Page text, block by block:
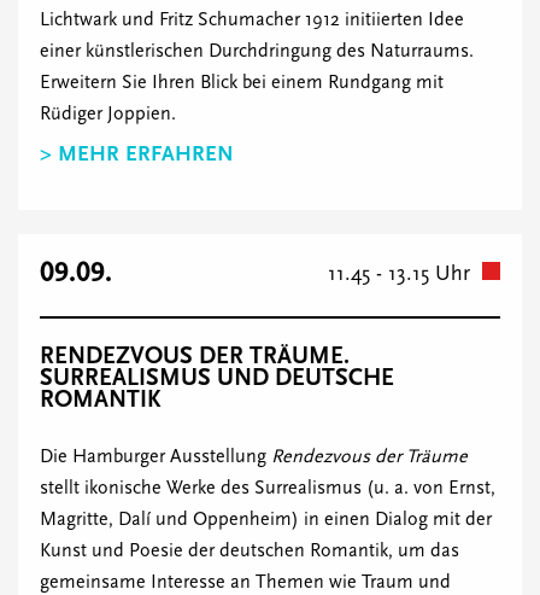
Lichtwark und Fritz Schumacher 1912 initiierten Idee
einer künstlerischen Durchdringung des Naturraums.
Erweitern Sie Ihren Blick bei einem Rundgang mit
Rüdiger Joppien.
> MEHR ERFAHREN
09.09. 11.45 - 13.15 Uhr
RENDEZVOUS DER TRÄUME.
SURREALISMUS UND DEUTSCHE
ROMANTIK
Die Hamburger Ausstellung Rendezvous der Träume
stellt ikonische Werke des Surrealismus (u. a. von Ernst,
Magritte, Dalí und Oppenheim) in einen Dialog mit der
Kunst und Poesie der deutschen Romantik, um das
gemeinsame Interesse an Themen wie Traum und